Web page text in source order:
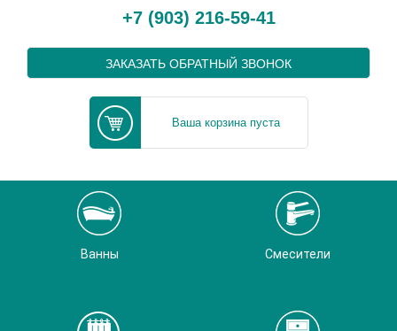
+7 (903) 216-59-41
ЗАКАЗАТЬ ОБРАТНЫЙ ЗВОНОК
Ваша корзина пуста
Ванны Смесители